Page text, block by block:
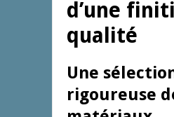
d’une
qualité
Une
rigoureuse